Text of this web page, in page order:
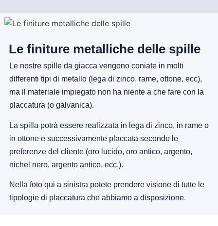
Le finiture metalliche delle spille
Le nostre spille da giacca vengono coniate in molti
differenti tipi di metallo (lega di zinco, rame, ottone, ecc),
ma il materiale impiegato non ha niente a che fare con la
placcatura (o galvanica).
La spilla potrà essere realizzata in lega di zinco, in rame o
in ottone e successivamente placcata secondo le
preferenze del cliente (oro lucido, oro antico, argento,
nichel nero, argento antico, ecc.).
Nella foto qui a sinistra potete prendere visione di tutte le
tipologie di placcatura che abbiamo a disposizione.